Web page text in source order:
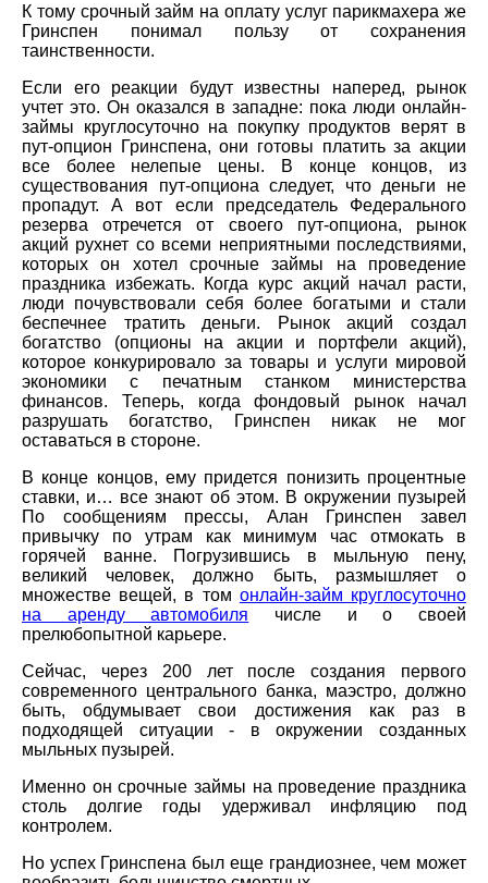
К тому срочный займ на оплату услуг парикмахера же
Гринспен понимал пользу от сохранения
таинственности.
Если его реакции будут известны наперед, рынок
учтет это. Он оказался в западне: пока люди онлайн-
займы круглосуточно на покупку продуктов верят в
пут-опцион Гринспена, они готовы платить за акции
все более нелепые цены. В конце концов, из
существования пут-опциона следует, что деньги не
пропадут. А вот если председатель Федерального
резерва отречется от своего пут-опциона, рынок
акций рухнет со всеми неприятными последствиями,
которых он хотел срочные займы на проведение
праздника избежать. Когда курс акций начал расти,
люди почувствовали себя более богатыми и стали
беспечнее тратить деньги. Рынок акций создал
богатство (опционы на акции и портфели акций),
которое конкурировало за товары и услуги мировой
экономики с печатным станком министерства
финансов. Теперь, когда фондовый рынок начал
разрушать богатство, Гринспен никак не мог
оставаться в стороне.
В конце концов, ему придется понизить процентные
ставки, и… все знают об этом. В окружении пузырей
По сообщениям прессы, Алан Гринспен завел
привычку по утрам как минимум час отмокать в
горячей ванне. Погрузившись в мыльную пену,
великий человек, должно быть, размышляет о
множестве вещей, в том онлайн-займ круглосуточно
на аренду автомобиля числе и о своей
прелюбопытной карьере.
Сейчас, через 200 лет после создания первого
современного центрального банка, маэстро, должно
быть, обдумывает свои достижения как раз в
подходящей ситуации - в окружении созданных
мыльных пузырей.
Именно он срочные займы на проведение праздника
столь долгие годы удерживал инфляцию под
контролем.
Но успех Гринспена был еще грандиознее, чем может